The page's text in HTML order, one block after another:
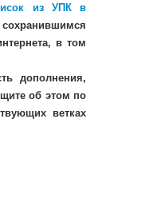
из УПК в
в том
дополнения,
об этом по
ветках